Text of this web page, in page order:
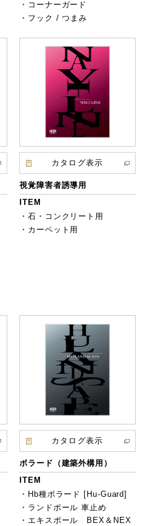
・コーナーガード
・フック / つまみ
カタログ表示
視覚障害者誘導用
ITEM
・石・コンクリート用
・カーペット用
カタログ表示
ボラード（建築外構用）
ITEM
・Hb種ボラード [Hu-Guard]
・ランドポール 車止め
・エキスポール BEX＆NEX